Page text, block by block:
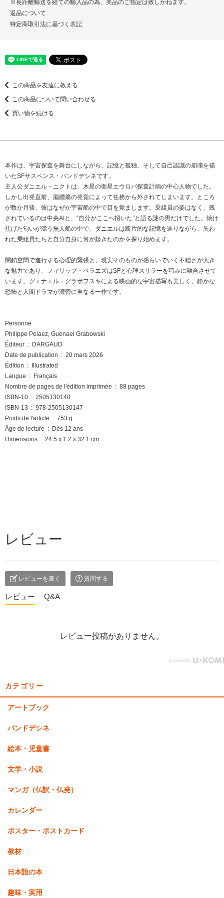
※長距離輸送を経ての輸入品の為、美品のご指定は致しかねます。
返品について
特定商取引法に基づく表記
この商品を友達に教える
この商品について問い合わせる
買い物を続ける
本作は、宇宙探査を舞台にしながら、記憶と孤独、そして自己認識の崩壊を描
いたSFサスペンス・バンドデシネです。
主人公ダニエル・ニクトは、木星の衛星エウロパ探査計画の中心人物でした。
しかし出発直前、脳腫瘍の発覚によって任務から外されてしまいます。ところ
が数か月後、彼はなぜか宇宙船の中で目を覚まします。乗組員の姿はなく、残
されているのは中央AIと、“自分がここへ招いた”と語る謎の男だけでした。焼け
焦げた匂いが漂う無人船の中で、ダニエルは断片的な記憶を辿りながら、失わ
れた乗組員たちと自分自身に何が起きたのかを探り始めます。
閉鎖空間で進行する心理的緊張と、現実そのものが揺らいでいく不穏さが大き
な魅力であり、フィリップ・ペラエズはSFと心理スリラーを巧みに融合させて
います。グエナエル・グラボフスキによる映画的な宇宙描写も美しく、静かな
恐怖と人間ドラマが濃密に重なる一作です。
Personne
Philippe Pelaez, Guenael Grabowski
Éditeur ‏ : ‎ DARGAUD
Date de publication ‏ : ‎ 20 mars 2026
Édition ‏ : ‎ Illustrated
Langue ‏ : ‎ Français
Nombre de pages de l'édition imprimée ‏ : ‎ 88 pages
ISBN-10 ‏ : ‎ 2505130140
ISBN-13 ‏ : ‎ 978-2505130147
Poids de l'article ‏ : ‎ 753 g
Âge de lecture ‏ : ‎ Dès 12 ans
Dimensions ‏ : ‎ 24.5 x 1.2 x 32.1 cm
レビュー
レビューを書く 質問する
レビュー Q&A
レビュー投稿がありません。
カテゴリー
アートブック
バンドデシネ
絵本・児童書
文学・小説
マンガ（仏訳・仏発）
カレンダー
ポスター・ポストカード
教材
日本語の本
趣味・実用